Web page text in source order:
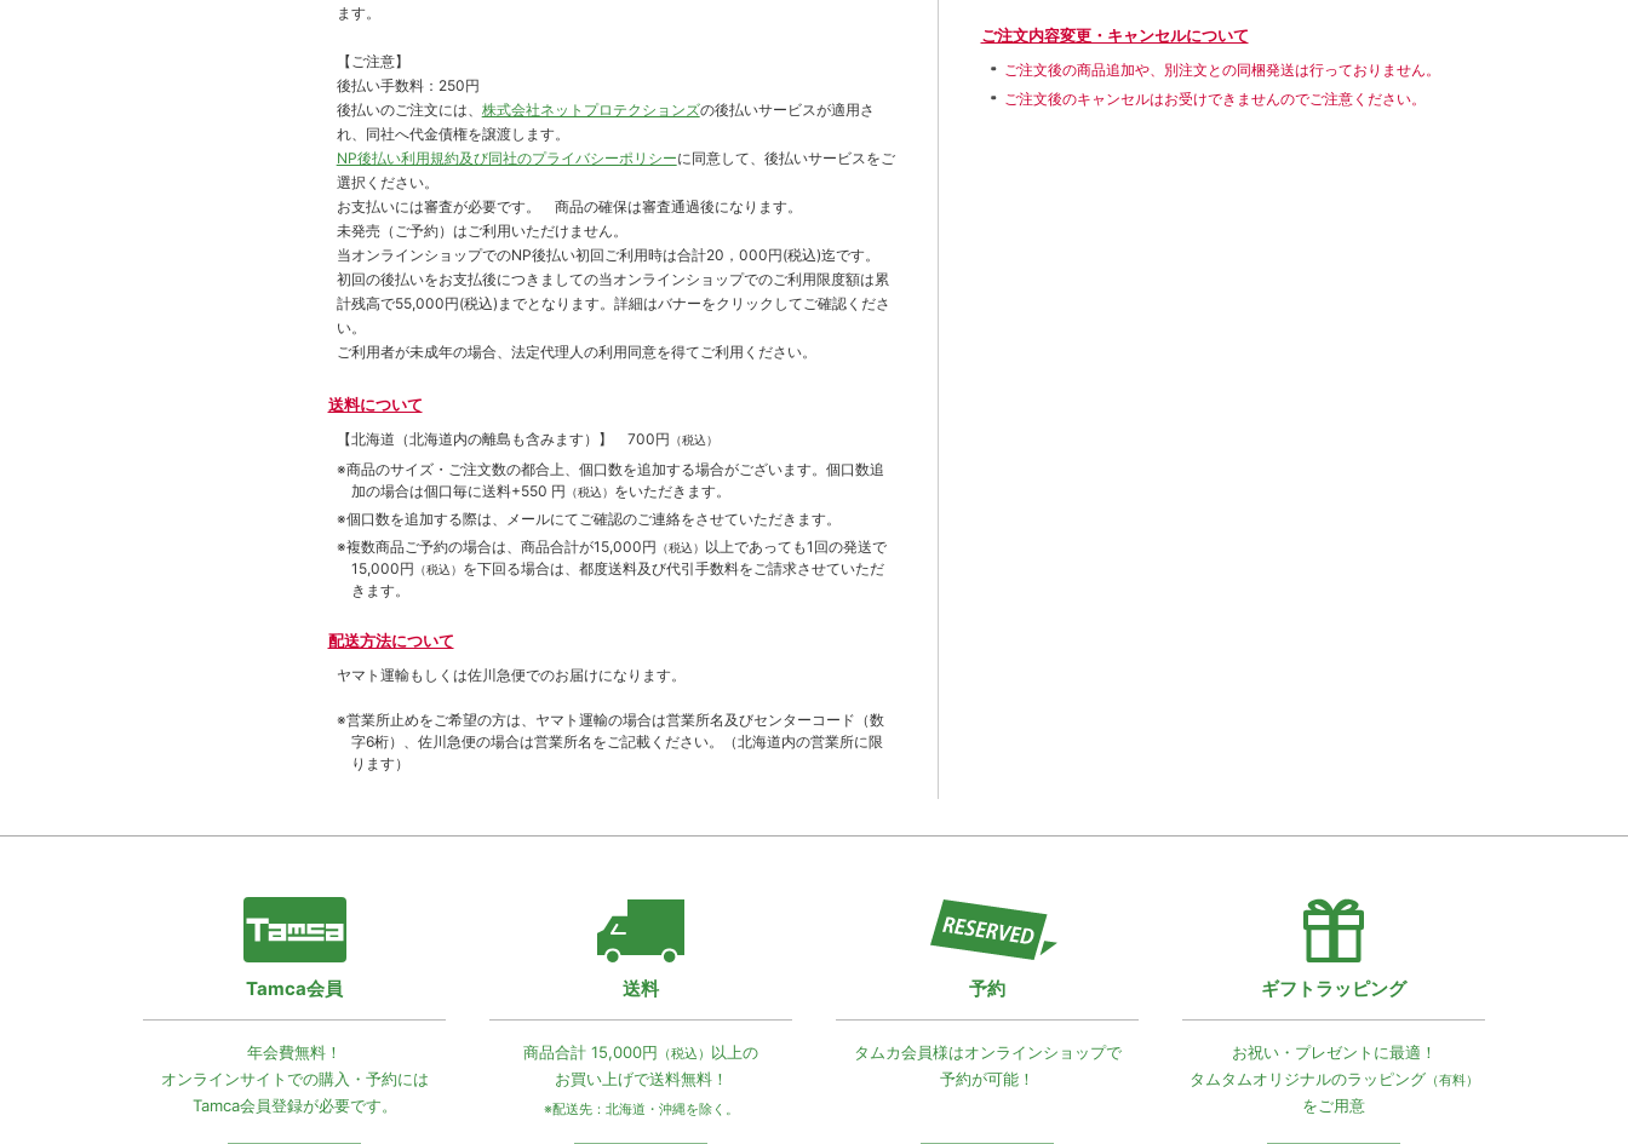
ます。
【ご注意】
後払い手数料：250円
後払いのご注文には、 株式会社ネットプロテクションズの後払いサービスが適用さ
れ、同社へ代金債権を譲渡します。
NP後払い利用規約及び同社のプライバシーポリシーに同意して、後払いサービスをご
選択ください。
お支払いには審査が必要です。 商品の確保は審査通過後になります。
未発売（ご予約）はご利用いただけません。
当オンラインショップでのNP後払い初回ご利用時は合計20，000円(税込)迄です。
初回の後払いをお支払後につきましての当オンラインショップでのご利用限度額は累
計残高で55,000円(税込)までとなります。詳細はバナーをクリックしてご確認くださ
い。
ご利用者が未成年の場合、法定代理人の利用同意を得てご利用ください。
送料について
【北海道（北海道内の離島も含みます）】 700円 （税込）
※商品のサイズ・ご注文数の都合上、個口数を追加する場合がございます。個口数追
加の場合は個口毎に送料+550 円 （税込） をいただきます。
※個口数を追加する際は、メールにてご確認のご連絡をさせていただきます。
※複数商品ご予約の場合は、商品合計が15,000円 （税込） 以上であっても1回の発送で
15,000円 （税込） を下回る場合は、都度送料及び代引手数料をご請求させていただ
きます。
配送方法について
ヤマト運輸もしくは佐川急便でのお届けになります。
※営業所止めをご希望の方は、ヤマト運輸の場合は営業所名及びセンターコード（数
字6桁）、佐川急便の場合は営業所名をご記載ください。（北海道内の営業所に限
ります）
ご注文内容変更・キャンセルについて
ご注文後の商品追加や、別注文との同梱発送は行っておりません。
ご注文後のキャンセルはお受けできませんのでご注意ください。
Tamca会員
年会費無料！
オンラインサイトでの購入・予約には
Tamca会員登録が必要です。
送料
商品合計 15,000円 （税込） 以上の
お買い上げで送料無料！
※配送先：北海道・沖縄を除く。
予約
タムカ会員様はオンラインショップで
予約が可能！
ギフトラッピング
お祝い・プレゼントに最適！
タムタムオリジナルのラッピング（有料）
をご用意